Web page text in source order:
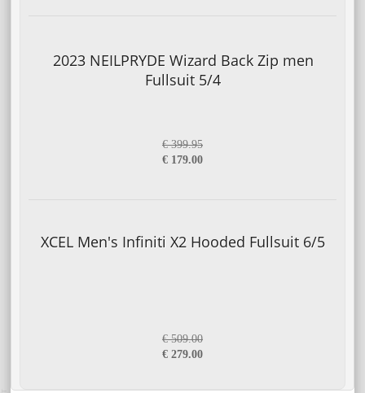
2023 NEILPRYDE Wizard Back Zip men
Fullsuit 5/4
€ 399.95
€ 179.00
XCEL Men's Infiniti X2 Hooded Fullsuit 6/5
€ 509.00
€ 279.00